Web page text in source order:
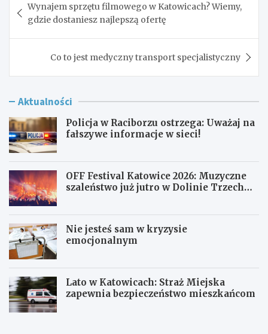
wpisu
Wynajem sprzętu filmowego w Katowicach? Wiemy,
gdzie dostaniesz najlepszą ofertę
Co to jest medyczny transport specjalistyczny
Aktualności
Policja w Raciborzu ostrzega: Uważaj na
fałszywe informacje w sieci!
OFF Festival Katowice 2026: Muzyczne
szaleństwo już jutro w Dolinie Trzech
Nie jesteś sam w kryzysie
emocjonalnym
Lato w Katowicach: Straż Miejska
zapewnia bezpieczeństwo mieszkańcom
P
O